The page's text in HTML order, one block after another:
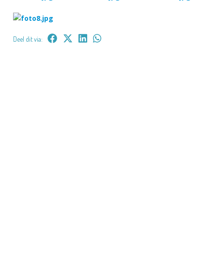
Deel dit via: